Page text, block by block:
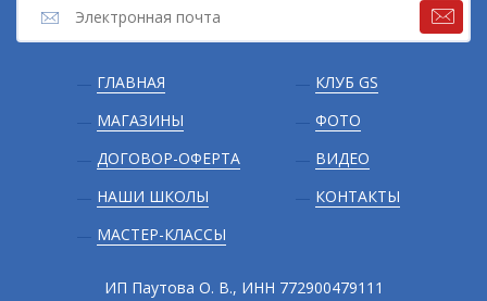
Подвал
ГЛАВНАЯ
МАГАЗИНЫ
ДОГОВОР-ОФЕРТА
НАШИ ШКОЛЫ
МАСТЕР-КЛАССЫ
КЛУБ GS
ФОТО
ВИДЕО
КОНТАКТЫ
ИП Паутова О. В., ИНН 772900479111